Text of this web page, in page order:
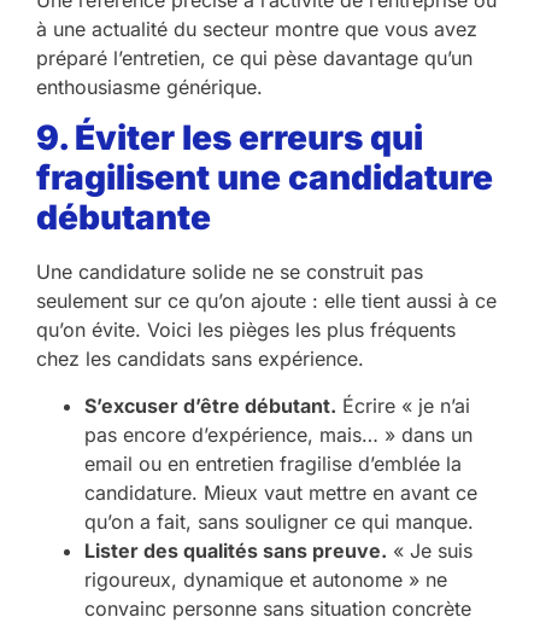
à une actualité du secteur montre que vous avez
préparé l’entretien, ce qui pèse davantage qu’un
enthousiasme générique.
9. Éviter les erreurs qui
fragilisent une candidature
débutante
Une candidature solide ne se construit pas
seulement sur ce qu’on ajoute : elle tient aussi à ce
qu’on évite. Voici les pièges les plus fréquents
chez les candidats sans expérience.
S’excuser d’être débutant. Écrire « je n’ai
pas encore d’expérience, mais… » dans un
email ou en entretien fragilise d’emblée la
candidature. Mieux vaut mettre en avant ce
qu’on a fait, sans souligner ce qui manque.
Lister des qualités sans preuve. « Je suis
rigoureux, dynamique et autonome » ne
convainc personne sans situation concrète